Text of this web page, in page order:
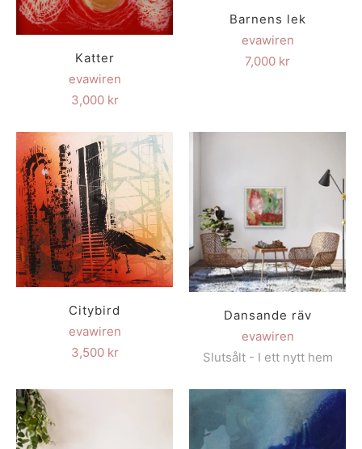
Katter
evawiren
3,000 kr
Barnens lek
evawiren
7,000 kr
Citybird
evawiren
3,500 kr
Dansande räv
evawiren
Slutsålt - I ett nytt hem